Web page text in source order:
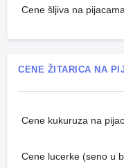
Cene šljiva na pijacama
CENE ŽITARICA NA
Cene kukuruza na
Cene lucerke (seno u